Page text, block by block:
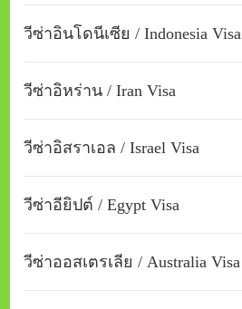
วีซ่าอินโดนีเซีย / Indonesia Visa
วีซ่าอิหร่าน / Iran Visa
วีซ่าอิสราเอล / Israel Visa
วีซ่าอียิปต์ / Egypt Visa
วีซ่าออสเตรเลีย / Australia Visa